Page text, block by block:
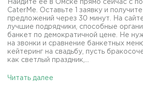
Найдите ее в Омске прямо сейчас с
CaterMe. Оставьте 1 заявку и
предложений через 30 минут. На
лучшие подрядчики, способные
банкет по демократичной цене. Не
на звонки и сравнение банкетных
кейтеринг на свадьбу, пусть
как светлый праздник,...
Читать далее